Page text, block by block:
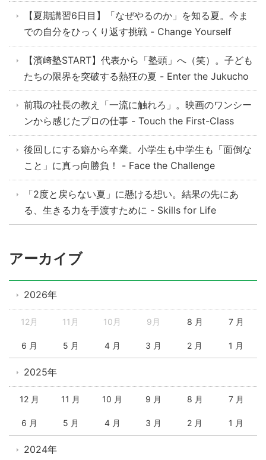
【夏期講習6日目】「なぜやるのか」を知る夏。今ま
での自分をひっくり返す挑戦 - Change Yourself
【濱﨑塾START】代表から「塾頭」へ（笑）。子ども
たちの限界を突破する熱狂の夏 - Enter the Jukucho
前職の社長の教え「一流に触れろ」。映画のワンシー
ンから感じたプロの仕事 - Touch the First-Class
後回しにする癖から卒業。小学生も中学生も「面倒な
こと」に真っ向勝負！ - Face the Challenge
「2度と戻らない夏」に懸ける想い。結果の先にあ
る、生きる力を手渡すために - Skills for Life
アーカイブ
2026年
12月 11月 10月 9月 8 月 7 月
6 月 5 月 4 月 3 月 2 月 1 月
2025年
12 月 11 月 10 月 9 月 8 月 7 月
6 月 5 月 4 月 3 月 2 月 1 月
2024年